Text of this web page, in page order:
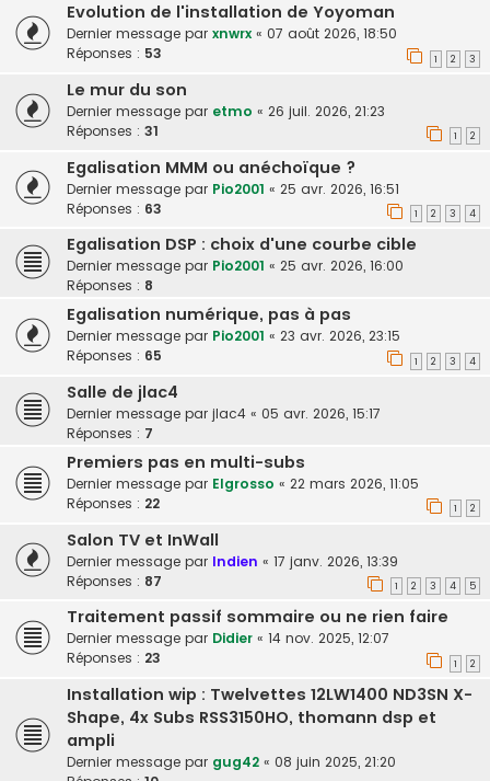
Evolution de l'installation de Yoyoman
Dernier message par xnwrx « 07 août 2026, 18:50
Réponses : 53 1 2 3
Le mur du son
Dernier message par etmo « 26 juil. 2026, 21:23
Réponses : 31 1 2
Egalisation MMM ou anéchoïque ?
Dernier message par Pio2001 « 25 avr. 2026, 16:51
Réponses : 63 1 2 3 4
Egalisation DSP : choix d'une courbe cible
Dernier message par Pio2001 « 25 avr. 2026, 16:00
Réponses : 8
Egalisation numérique, pas à pas
Dernier message par Pio2001 « 23 avr. 2026, 23:15
Réponses : 65 1 2 3 4
Salle de jlac4
Dernier message par jlac4 « 05 avr. 2026, 15:17
Réponses : 7
Premiers pas en multi-subs
Dernier message par Elgrosso « 22 mars 2026, 11:05
Réponses : 22 1 2
Salon TV et InWall
Dernier message par Indien « 17 janv. 2026, 13:39
Réponses : 87 1 2 3 4 5
Traitement passif sommaire ou ne rien faire
Dernier message par Didier « 14 nov. 2025, 12:07
Réponses : 23 1 2
Installation wip : Twelvettes 12LW1400 ND3SN X-
Shape, 4x Subs RSS3150HO, thomann dsp et
ampli
Dernier message par gug42 « 08 juin 2025, 21:20